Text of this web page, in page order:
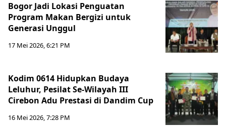
Bogor Jadi Lokasi Penguatan
Program Makan Bergizi untuk
Generasi Unggul
17 Mei 2026, 6:21 PM
Kodim 0614 Hidupkan Budaya
Leluhur, Pesilat Se-Wilayah III
Cirebon Adu Prestasi di Dandim Cup
16 Mei 2026, 7:28 PM